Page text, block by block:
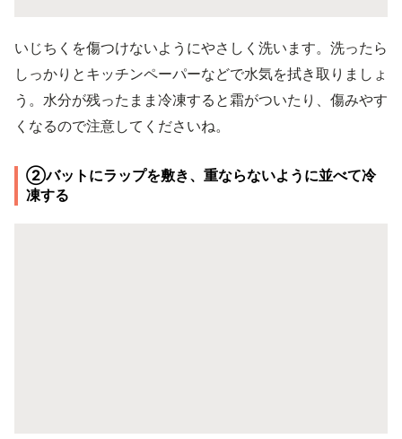
いじちくを傷つけないようにやさしく洗います。洗ったら
しっかりとキッチンペーパーなどで水気を拭き取りましょ
う。水分が残ったまま冷凍すると霜がついたり、傷みやす
くなるので注意してくださいね。
②バットにラップを敷き、重ならないように並べて冷
凍する